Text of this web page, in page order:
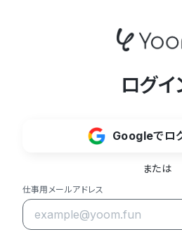
ログイ
Googleでロ
または
仕事用メールアドレス